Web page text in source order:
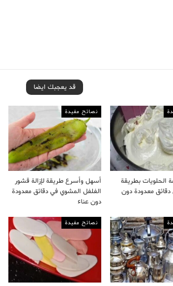
قد يعجبك ايضا
الحلويات بطريقة
معدودة دون
نصائح مفيدة
أسهل وأسرع طريقة لإزالة قشور
الفلفل المشوي في دقائق معدودة
دون عناء
نصائح مفيدة